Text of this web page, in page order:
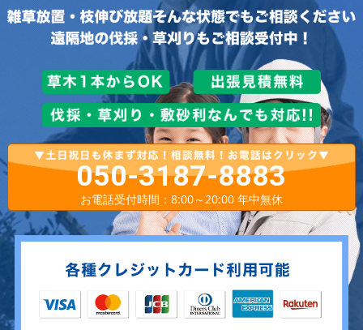
050-3187-8883
お電話受付時間：8:00～20:00 年中無休